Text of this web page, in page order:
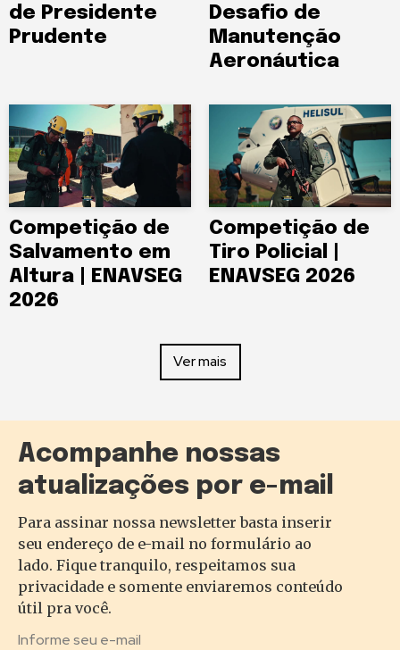
de Presidente
Prudente
Desafio de
Manutenção
Aeronáutica
Competição de
Salvamento em
Altura | ENAVSEG
2026
Competição de
Tiro Policial |
ENAVSEG 2026
Ver mais
Acompanhe nossas
atualizações por e-mail
Para assinar nossa newsletter basta inserir
seu endereço de e-mail no formulário ao
lado. Fique tranquilo, respeitamos sua
privacidade e somente enviaremos conteúdo
útil pra você.
Informe seu e-mail